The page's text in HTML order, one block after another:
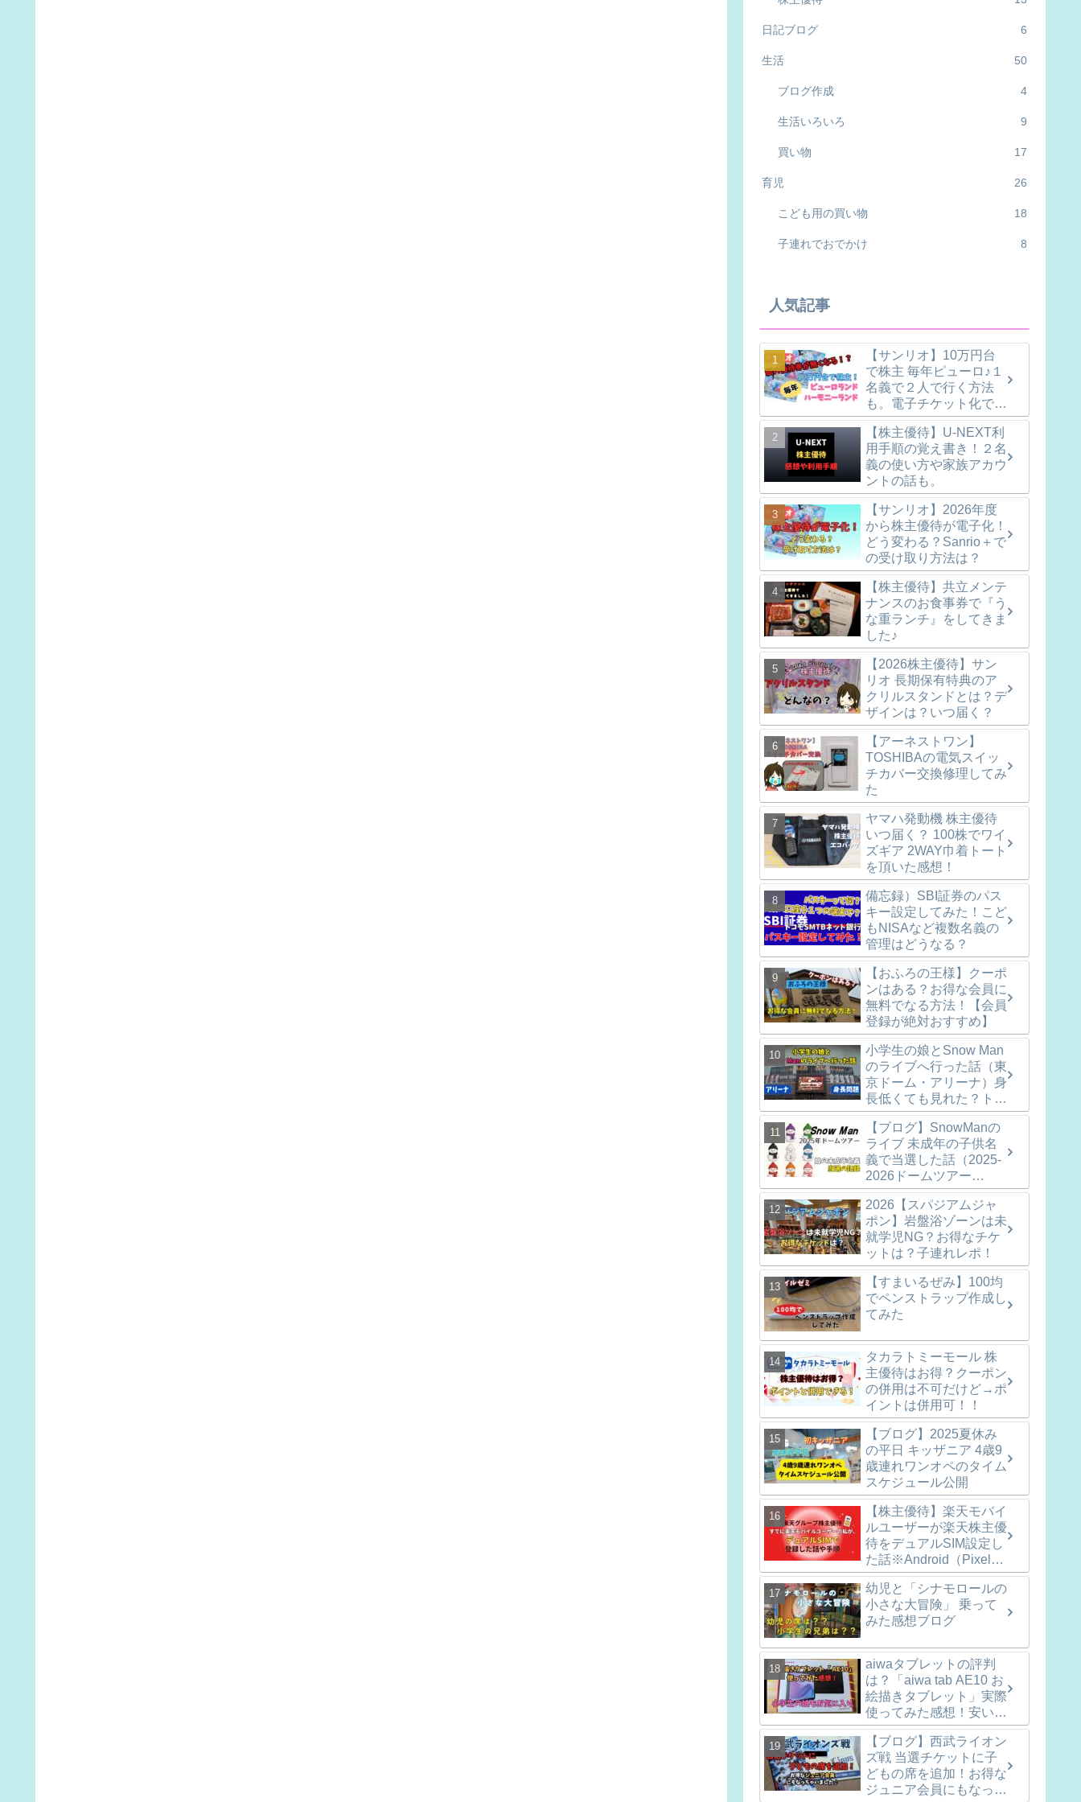
日記ブログ 6
生活 50
ブログ作成 4
生活いろいろ 9
買い物 17
育児 26
こども用の買い物 18
子連れでおでかけ 8
人気記事
【サンリオ】10万円台
で株主 毎年ピューロ♪１
名義で２人で行く方法
も。電子チケット化で紙
の優待券は無くなりま
す！
【株主優待】U-NEXT利
用手順の覚え書き！２名
義の使い方や家族アカウ
ントの話も。
【サンリオ】2026年度
から株主優待が電子化！
どう変わる？Sanrio＋で
の受け取り方法は？
【株主優待】共立メンテ
ナンスのお食事券で『う
な重ランチ』をしてきま
した♪
【2026株主優待】サン
リオ 長期保有特典のア
クリルスタンドとは？デ
ザインは？いつ届く？
【アーネストワン】
TOSHIBAの電気スイッ
チカバー交換修理してみ
た
ヤマハ発動機 株主優待
いつ届く？ 100株でワイ
ズギア 2WAY巾着トート
を頂いた感想！
備忘録）SBI証券のパス
キー設定してみた！こど
もNISAなど複数名義の
管理はどうなる？
【おふろの王様】クーポ
ンはある？お得な会員に
無料でなる方法！【会員
登録が絶対おすすめ】
小学生の娘とSnow Man
のライブへ行った話（東
京ドーム・アリーナ）身
長低くても見れた？トイ
レ問題は？
【ブログ】SnowManの
ライブ 未成年の子供名
義で当選した話（2025-
2026ドームツアー
ON)※参戦準備など随時
更新中
2026【スパジアムジャ
ポン】岩盤浴ゾーンは未
就学児NG？お得なチケ
ットは？子連れレポ！
【すまいるぜみ】100均
でペンストラップ作成し
てみた
タカラトミーモール 株
主優待はお得？クーポン
の併用は不可だけど→ポ
イントは併用可！！
【ブログ】2025夏休み
の平日 キッザニア 4歳9
歳連れワンオペのタイム
スケジュール公開
【株主優待】楽天モバイ
ルユーザーが楽天株主優
待をデュアルSIM設定し
た話※Android（Pixel8
での手順も記録）
幼児と「シナモロールの
小さな大冒険」 乗って
みた感想ブログ
aiwaタブレットの評判
は？「aiwa tab AE10 お
絵描きタブレット」実際
使ってみた感想！安いし
使い勝手十分！
【ブログ】西武ライオン
ズ戦 当選チケットに子
どもの席を追加！お得な
ジュニア会員にもなっち